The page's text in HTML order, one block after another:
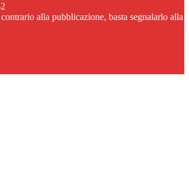
alla pubblicazione, basta segnalarlo alla